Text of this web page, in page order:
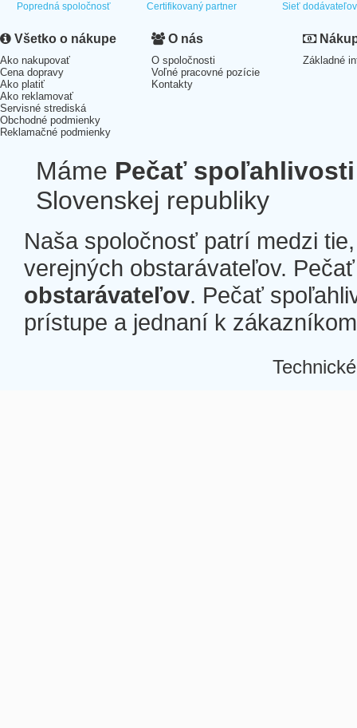
Popredná spoločnosť Certifikovaný partner Sieť dodávateľov
Všetko o nákupe
Ako nakupovať
Cena dopravy
Ako platiť
Ako reklamovať
Servisné strediská
Obchodné podmienky
Reklamačné podmienky
O nás
O spoločnosti
Voľné pracovné pozície
Kontakty
Základné
Máme Pečať spoľahlivosti
Slovenskej republiky
Naša spoločnosť patrí medzi
verejných obstarávateľov.
obstarávateľov. Pečať
prístupe a jednaní k